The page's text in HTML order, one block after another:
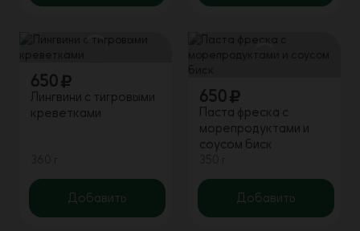
650
Лингвини с тигровыми
креветками
Добавить
650
Паста фреска с
морепродуктами и
соусом биск
Добавить